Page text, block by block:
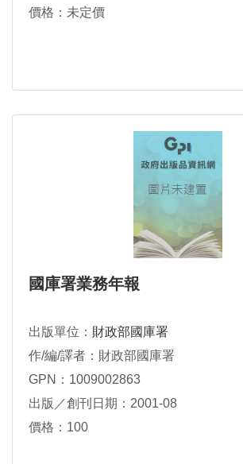
價格：未定價
國庫署業務年報
出版單位： 財政部國庫署
作/編/譯者：財政部國庫署
GPN：1009002863
出版／創刊日期：2001-08
價格：100